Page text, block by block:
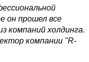
он прошел все
компаний холдинга.
компании "R-